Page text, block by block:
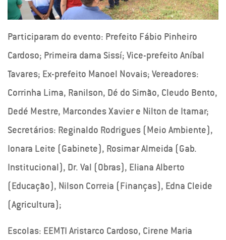
Participaram do evento: Prefeito Fábio Pinheiro
Cardoso; Primeira dama Sissí; Vice-prefeito Aníbal
Tavares; Ex-prefeito Manoel Novais; Vereadores:
Corrinha Lima, Ranilson, Dé do Simão, Cleudo Bento,
Dedé Mestre, Marcondes Xavier e Nilton de Itamar;
Secretários: Reginaldo Rodrigues (Meio Ambiente),
Ionara Leite (Gabinete), Rosimar Almeida (Gab.
Institucional), Dr. Val (Obras), Eliana Alberto
(Educação), Nilson Correia (Finanças), Edna Cleide
(Agricultura);
Escolas: EEMTI Aristarco Cardoso, Cirene Maria